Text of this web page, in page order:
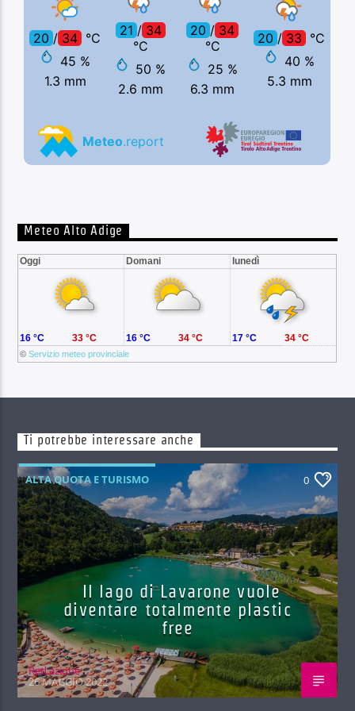
Meteo Alto Adige
Oggi Domani lunedì
©Servizio meteo provinciale
16 °C 33 °C 16 °C 34 °C 17 °C 34 °C
Ti potrebbe interessare anche
ALTA QUOTA E TURISMO 0
Il lago di Lavarone vuole
diventare totalmente plastic
free
Red.azione
26 MAGGIO 2022